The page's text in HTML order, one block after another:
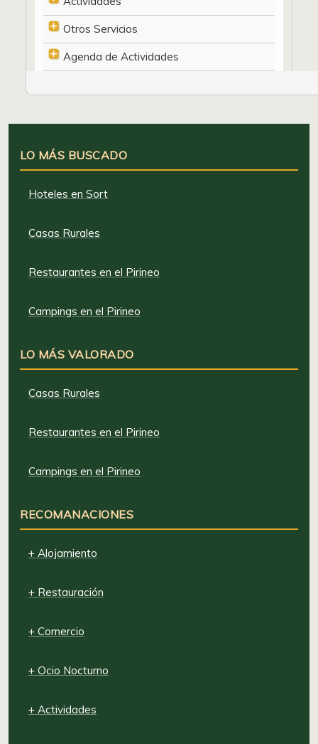
Otros Servicios
Agenda de Actividades
LO MÁS BUSCADO
Hoteles en Sort
Casas Rurales
Restaurantes en el Pirineo
Campings en el Pirineo
LO MÁS VALORADO
Casas Rurales
Restaurantes en el Pirineo
Campings en el Pirineo
RECOMANACIONES
+ Alojamiento
+ Restauración
+ Comercio
+ Ocio Nocturno
+ Actividades